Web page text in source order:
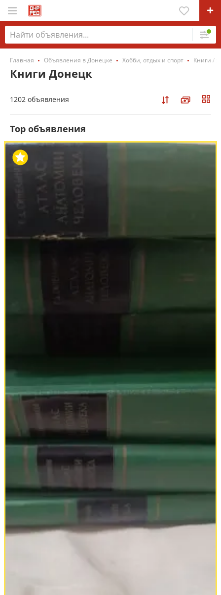
Главная Объявления в Донецке Хобби, отдых и спорт Книги /
Книги Донецк
1202 объявления
Top объявления